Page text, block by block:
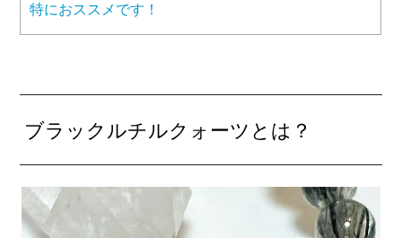
特におススメです！
ブラックルチルクォーツとは？